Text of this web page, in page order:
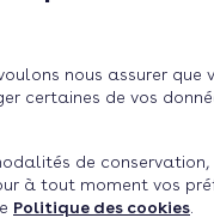
nous assurer que
certaines de vos
de conservation,
à tout moment vos
Politique des cookies